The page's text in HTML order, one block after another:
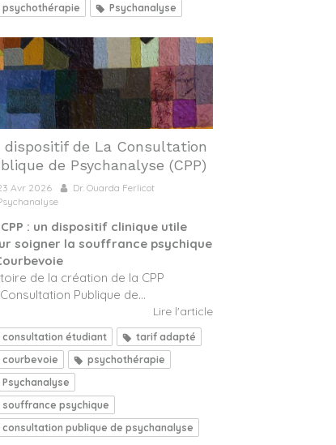
psychothérapie
Psychanalyse
dispositif de La Consultation
de Psychanalyse (CPP)
Avr 2026
Dr. Ouarda Ferlicot
: un dispositif clinique utile
soigner la souffrance psychique
de la création de la CPP
Publique de...
Lire l'article
consultation étudiant
tarif adapté
courbevoie
psychothérapie
Psychanalyse
souffrance psychique
consultation publique de psychanalyse